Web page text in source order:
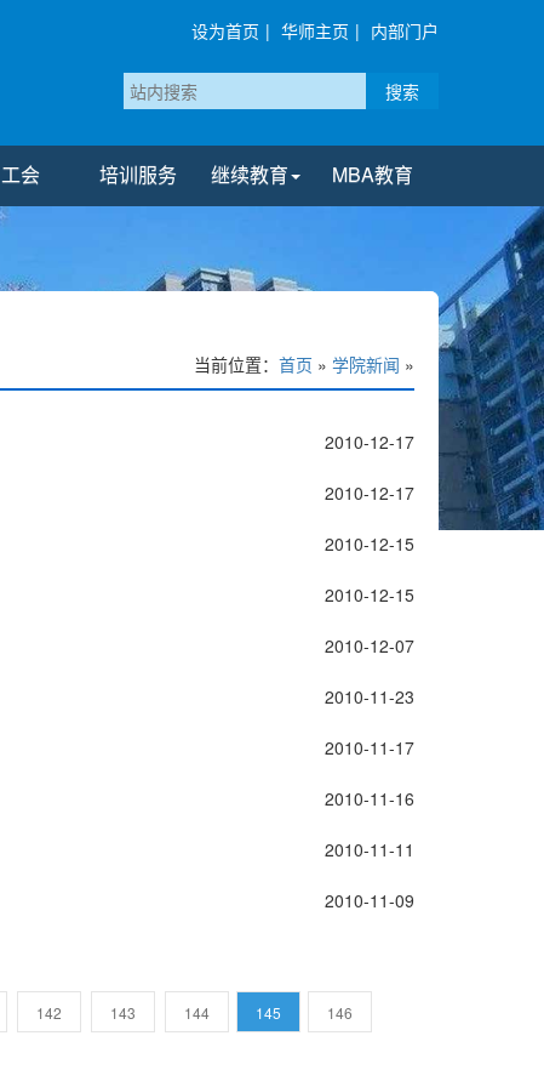
设为首页 | 华师主页 | 内部门户
搜索
工会 培训服务 继续教育 MBA教育
当前位置： 首页 » 学院新闻 »
2010-12-17
2010-12-17
2010-12-15
2010-12-15
2010-12-07
2010-11-23
2010-11-17
2010-11-16
2010-11-11
2010-11-09
142 143 144 145
146